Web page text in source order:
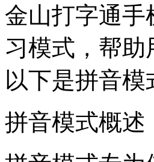
金山打字通
习模式，帮
以下是拼音
拼音模式概述